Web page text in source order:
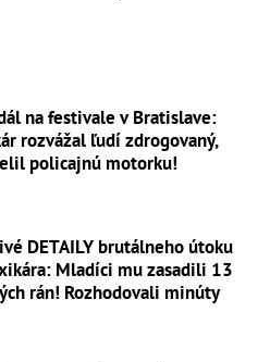
na festivale v Bratislave:
rozvážal ľudí zdrogovaný,
policajnú motorku!
DETAILY brutálneho útoku
Mladíci mu zasadili 13
rán! Rozhodovali minúty